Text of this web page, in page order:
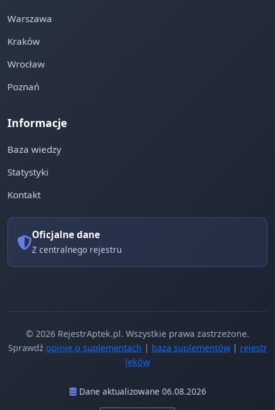
Warszawa
Kraków
Wrocław
Poznań
Informacje
Baza wiedzy
Statystyki
Kontakt
Oficjalne dane
Z centralnego rejestru
© 2026 RejestrAptek.pl. Wszystkie prawa zastrzeżone.
Sprawdź opinie o suplementach | baza suplementów | rejestr
leków
Dane aktualizowane 06.08.2026